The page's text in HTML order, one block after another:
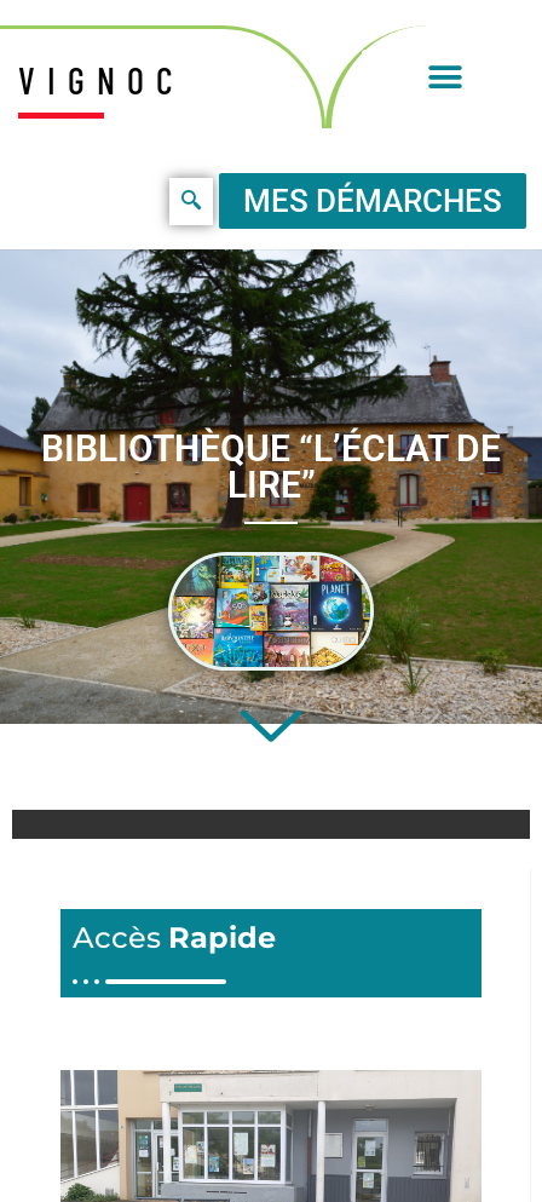
VIGNOC
MES DÉMARCHES
BIBLIOTHÈQUE “L’ÉCLAT DE
LIRE”
Accès Rapide